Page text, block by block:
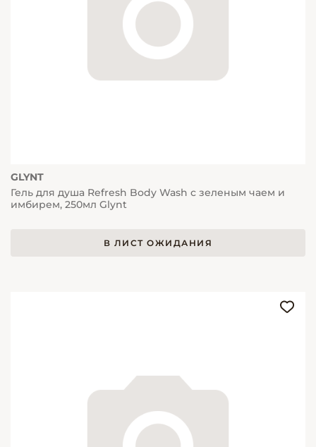
GLYNT
Гель для душа Refresh Body Wash с зеленым чаем и
имбирем, 250мл Glynt
В ЛИСТ ОЖИДАНИЯ